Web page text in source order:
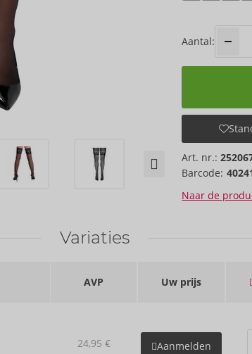
Aantal:
Art. nr.:
Barcode:
Naar de
Variaties
AVP Uw prijs
24,95 € Aanmelden